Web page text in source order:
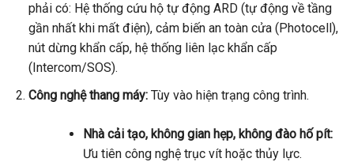
phải có: Hệ thống cứu hộ tự động ARD (tự động về tầng
gần nhất khi mất điện), cảm biến an toàn cửa (Photocell),
nút dừng khẩn cấp, hệ thống liên lạc khẩn cấp
(Intercom/SOS).
Công nghệ thang máy:Tùy vào hiện trạng công trình.
Nhà cải tạo, không gian hẹp, không đào hố pít:
Ưu tiên công nghệ trục vít hoặc thủy lực.